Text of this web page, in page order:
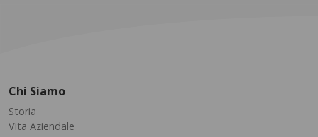
Chi Siamo
Storia
Vita Aziendale